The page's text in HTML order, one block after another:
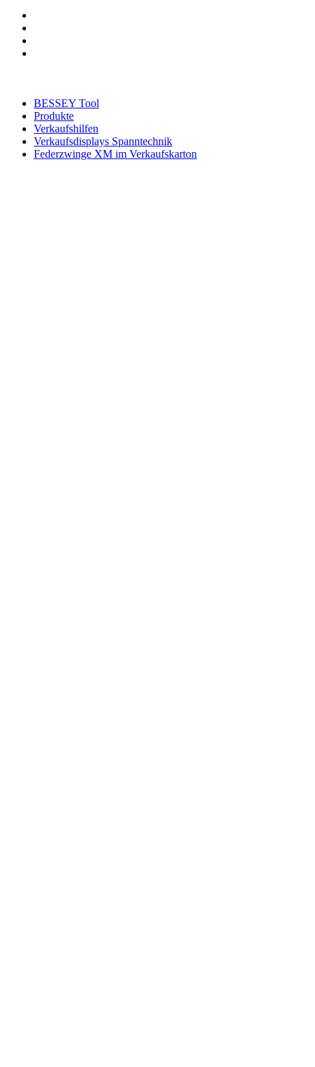
BESSEY Tool
Produkte
Verkaufshilfen
Verkaufsdisplays Spanntechnik
Federzwinge XM im Verkaufskarton